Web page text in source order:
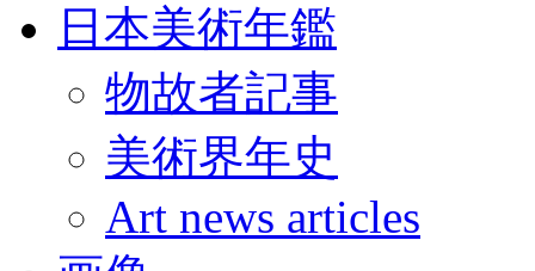
日本美術年鑑
物故者記事
美術界年史
Art news articles